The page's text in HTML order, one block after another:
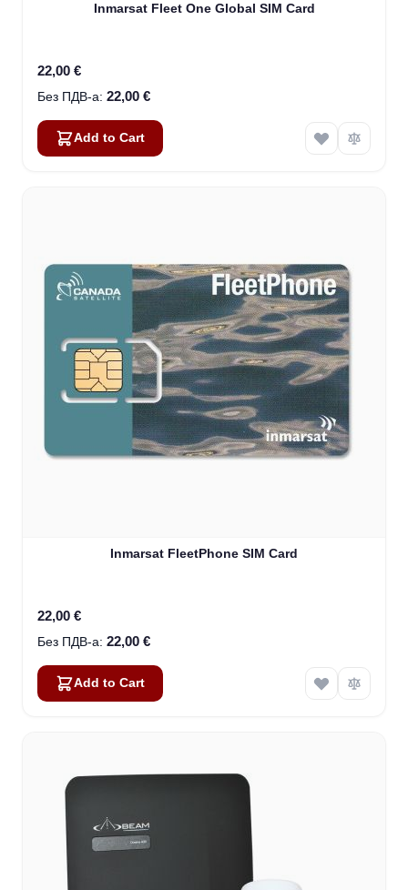
Inmarsat Fleet One Global SIM Card
22,00 €
22,00 €
Add to Cart
Inmarsat FleetPhone SIM Card
22,00 €
22,00 €
Add to Cart